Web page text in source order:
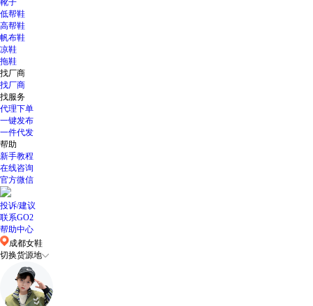
靴子
低帮鞋
高帮鞋
帆布鞋
凉鞋
拖鞋
找厂商
找厂商
找服务
代理下单
一键发布
一件代发
帮助
新手教程
在线咨询
官方微信
投诉/建议
联系GO2
帮助中心
成都女鞋
切换货源地